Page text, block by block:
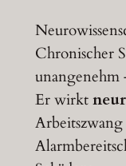
Chronischer
unangenehm
Er wirkt